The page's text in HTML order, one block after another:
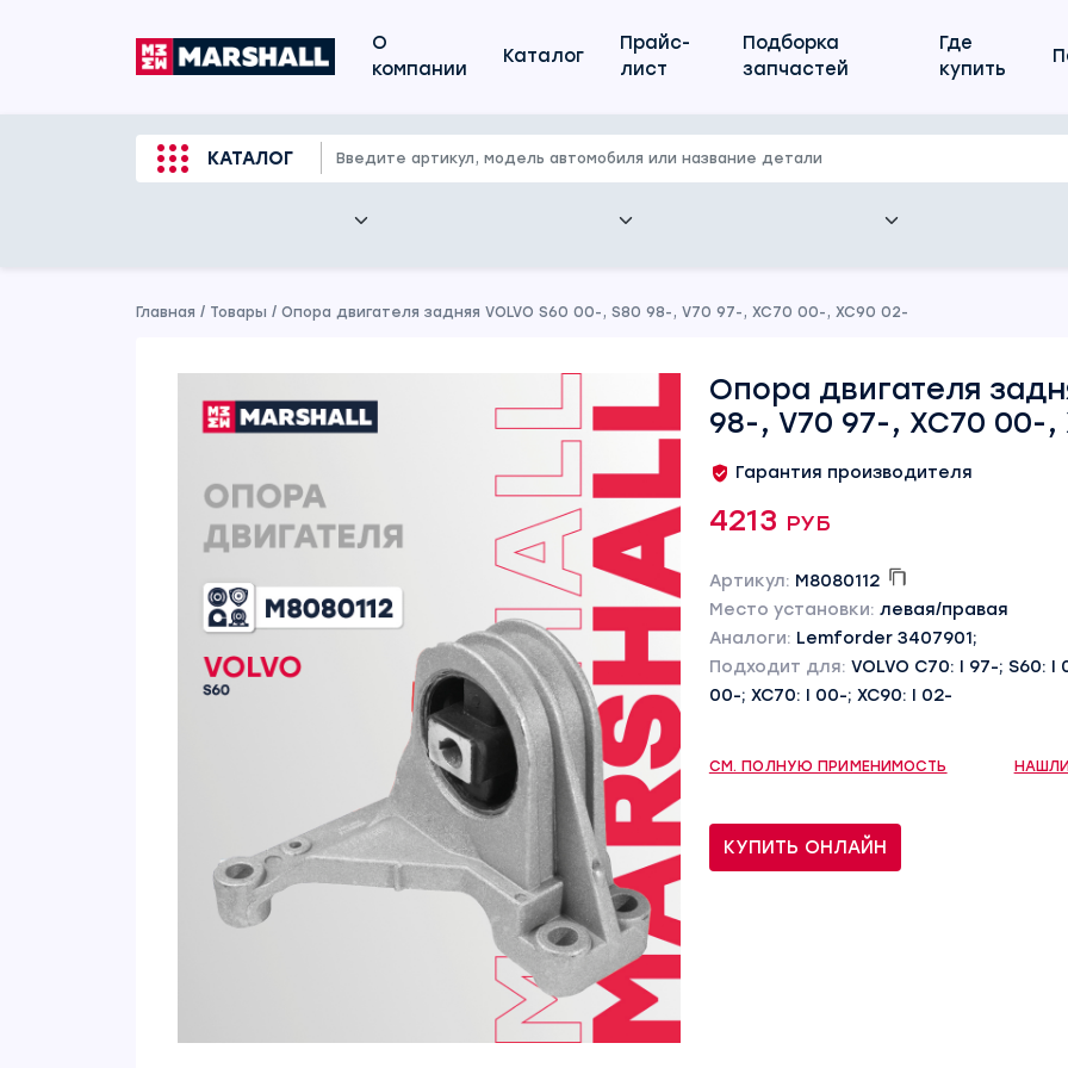
О
компании
Каталог
Прайс-
лист
Подборка
запчастей
Где
купить
КАТАЛОГ
Главная / Товары / Опора двигателя задняя VOLVO S60 00-, S80 98-, V70 97-, XC70 00-, XC90 02-
Опора двигателя
98-, V70 97-, XC70 00-,
Гарантия производителя
4213 руб
Артикул: M8080112
Место установки: левая/правая
Аналоги: Lemforder 3407901;
Подходит для: VOLVO C70: I 97-; S60:
00-; XC70: I 00-; XC90: I 02-
СМ. ПОЛНУЮ ПРИМЕНИМОСТЬ
КУПИТЬ ОНЛАЙН